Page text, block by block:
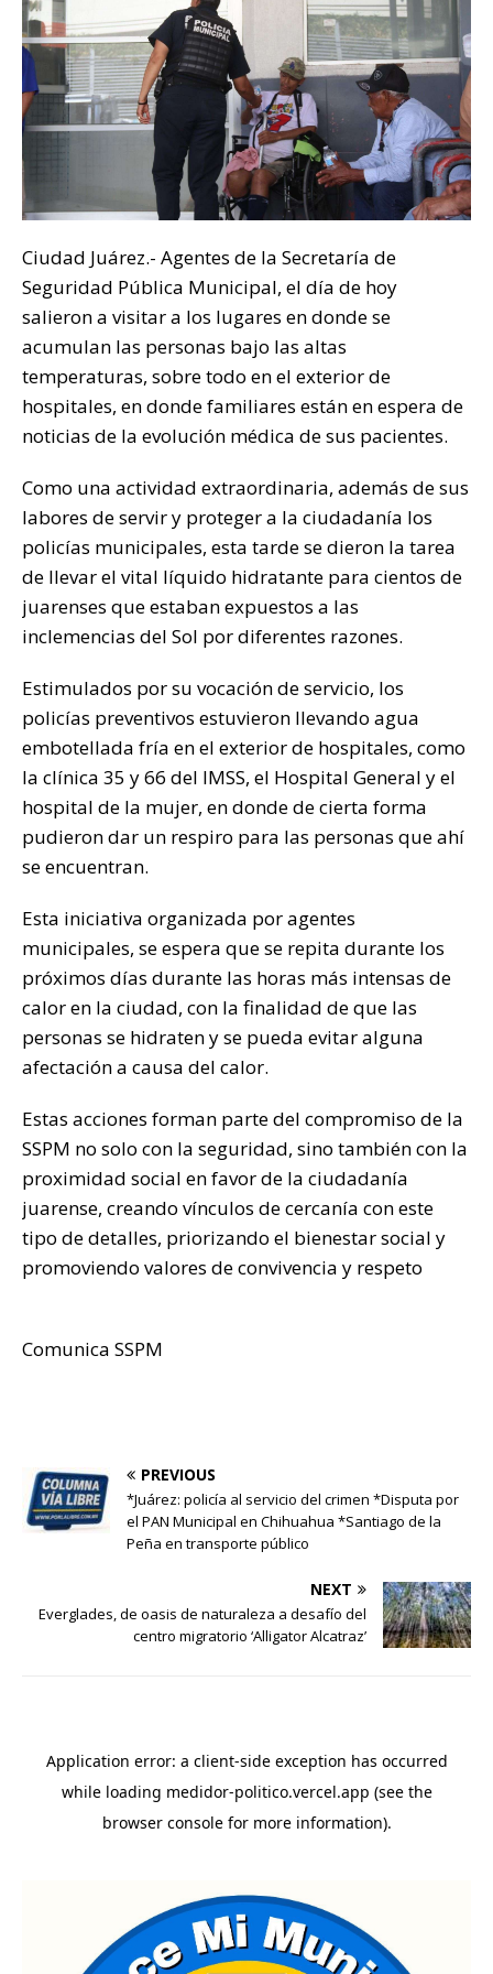
k
Ciudad Juárez.- Agentes de la Secretaría de
Seguridad Pública Municipal, el día de hoy
salieron a visitar a los lugares en donde se
acumulan las personas bajo las altas
temperaturas, sobre todo en el exterior de
hospitales, en donde familiares están en espera de
noticias de la evolución médica de sus pacientes.
Como una actividad extraordinaria, además de sus
labores de servir y proteger a la ciudadanía los
policías municipales, esta tarde se dieron la tarea
de llevar el vital líquido hidratante para cientos de
juarenses que estaban expuestos a las
inclemencias del Sol por diferentes razones.
Estimulados por su vocación de servicio, los
policías preventivos estuvieron llevando agua
embotellada fría en el exterior de hospitales, como
la clínica 35 y 66 del IMSS, el Hospital General y el
hospital de la mujer, en donde de cierta forma
pudieron dar un respiro para las personas que ahí
se encuentran.
Esta iniciativa organizada por agentes
municipales, se espera que se repita durante los
próximos días durante las horas más intensas de
calor en la ciudad, con la finalidad de que las
personas se hidraten y se pueda evitar alguna
afectación a causa del calor.
Estas acciones forman parte del compromiso de la
SSPM no solo con la seguridad, sino también con la
proximidad social en favor de la ciudadanía
juarense, creando vínculos de cercanía con este
tipo de detalles, priorizando el bienestar social y
promoviendo valores de convivencia y respeto
Comunica SSPM
PREVIOUS
*Juárez: policía al servicio del crimen *Disputa por
el PAN Municipal en Chihuahua *Santiago de la
Peña en transporte público
NEXT
Everglades, de oasis de naturaleza a desafío del
centro migratorio ‘Alligator Alcatraz’